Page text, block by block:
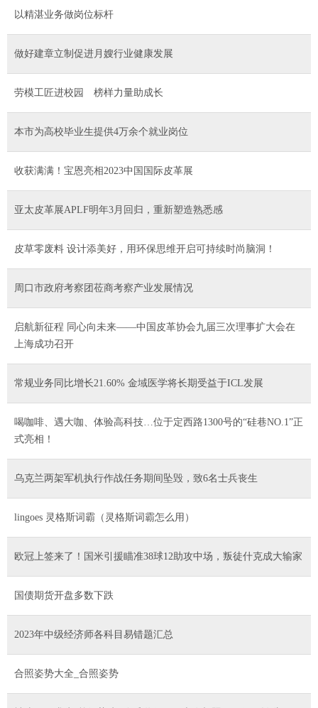
以精湛业务做岗位标杆
做好建章立制促进月嫂行业健康发展
劳模工匠进校园 榜样力量助成长
本市为高校毕业生提供4万余个就业岗位
收获满满！宝恩亮相2023中国国际皮革展
亚太皮革展APLF明年3月回归，重新塑造熟悉感
皮草零废料 设计添美好，用环保思维开启可持续时尚脑洞！
周口市政府考察团莅商考察产业发展情况
启航新征程 同心向未来——中国皮革协会九届三次理事扩大会在
上海成功召开
常规业务同比增长21.60% 金域医学将长期受益于ICL发展
喝咖啡、遇大咖、体验高科技…位于定西路1300号的“硅巷NO.1”正
式亮相！
乌克兰两架军机执行作战任务期间坠毁，致6名士兵丧生
lingoes 灵格斯词霸（灵格斯词霸怎么用）
欧冠上签来了！国米引援瞄准38球12助攻中场，叛徒什克成大输家
国债期货开盘多数下跌
2023年中级经济师各科目易错题汇总
合照姿势大全_合照姿势